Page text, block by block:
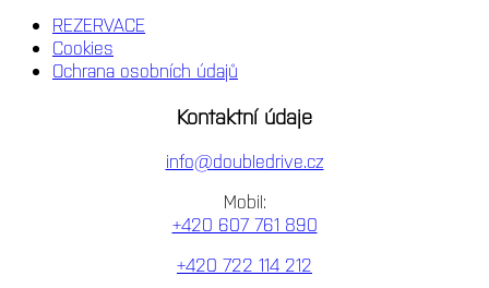
REZERVACE
Cookies
Ochrana osobních údajů
Kontaktní údaje
info@doubledrive.cz
Mobil:
+420 607 761 890
+420 722 114 212